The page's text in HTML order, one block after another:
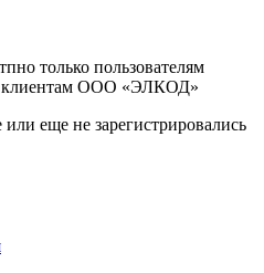
только пользователям
клиентам ООО «ЭЛКОД»
еще не зарегистрировались